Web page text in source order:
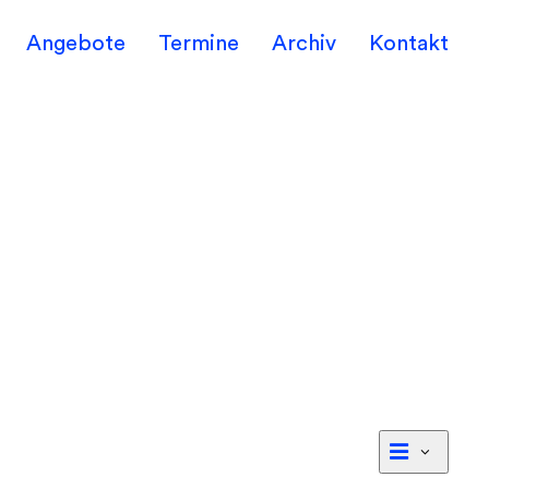
Angebote Termine Archiv Kontakt
Ansichten-
Liste